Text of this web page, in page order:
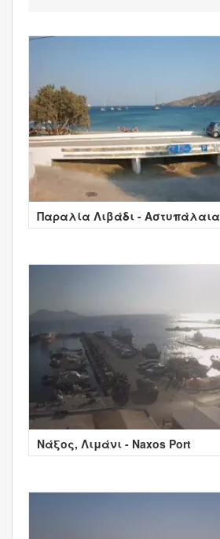
Παραλία Λιβάδι - Αστυπάλαια
Νάξος, Λιμάνι - Naxos Port